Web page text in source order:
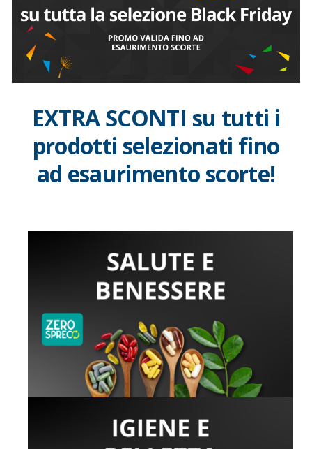
EXTRA SCONTI su tutti i
prodotti selezionati fino
ad esaurimento scorte!